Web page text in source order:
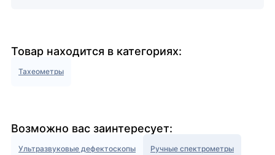
Товар находится в категориях:
Тахеометры
Возможно вас заинтересует:
Ультразвуковые дефектоскопы Ручные спектрометры